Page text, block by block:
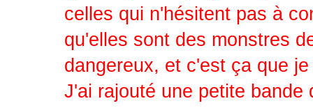
celles qui n'hésitent pas à
qu'elles sont des monstres
dangereux, et c'est ça que
J'ai rajouté une petite